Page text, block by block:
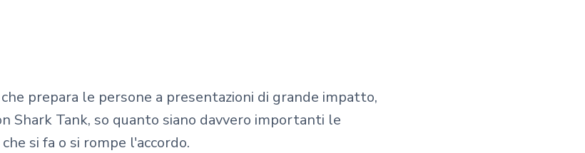
prepara le persone a presentazioni di grande impatto,
Shark Tank, so quanto siano davvero importanti le
si fa o si rompe l'accordo.